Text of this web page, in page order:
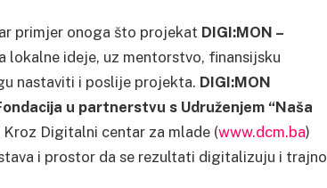
primjer onoga što projekat DIGI:MON –
lokalne ideje, uz mentorstvo, finansijsku
nastaviti i poslije projekta. DIGI:MON
u partnerstvu s Udruženjem “Naša
Kroz Digitalni centar za mlade (www.dcm.ba)
i prostor da se rezultati digitalizuju i trajno